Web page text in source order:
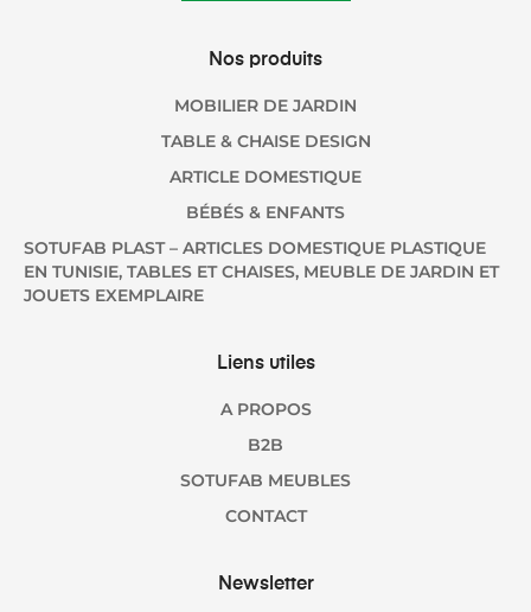
Nos produits
MOBILIER DE JARDIN
TABLE & CHAISE DESIGN
ARTICLE DOMESTIQUE
BÉBÉS & ENFANTS
SOTUFAB PLAST – ARTICLES DOMESTIQUE PLASTIQUE
EN TUNISIE, TABLES ET CHAISES, MEUBLE DE JARDIN ET
JOUETS EXEMPLAIRE
Liens utiles
A PROPOS
B2B
SOTUFAB MEUBLES
CONTACT
Newsletter